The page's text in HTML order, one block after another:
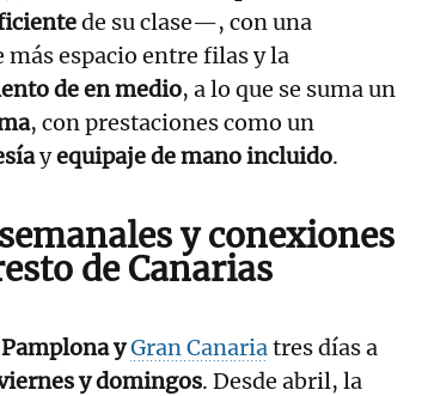
de su clase—, con una
espacio entre filas y la
de en medio, a lo que se suma un
, con prestaciones como un
yequipaje de mano incluido.
yconexiones
deCanarias
yGran Canariatres días a
y domingos. Desde abril, la